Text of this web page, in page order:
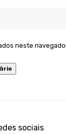
neste
sociais